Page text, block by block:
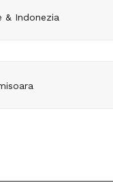
& Indonezia